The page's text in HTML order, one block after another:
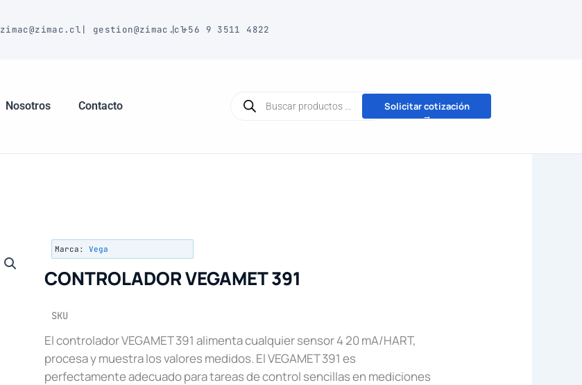
zimac@zimac.cl | gestion@zimac.cl
|+56 9 3511 4822
Nosotros Contacto
productos
Solicitar cotización
→
Marca: Vega
CONTROLADOR VEGAMET 391
SKU
El controlador VEGAMET 391 alimenta cualquier sensor 4 20 mA/HART,
procesa y muestra los valores medidos. El VEGAMET 391 es
perfectamente adecuado para tareas de control sencillas en mediciones